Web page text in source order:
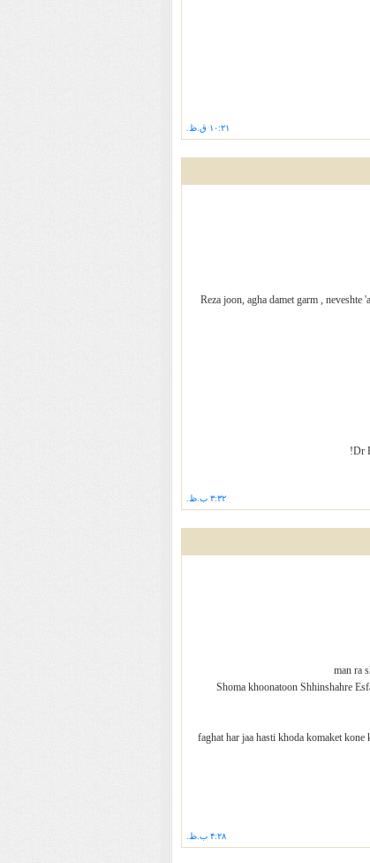
۱۰:۲۱ ق.ظ.
Reza joon, agha damet garm ,
Dr
۳:۳۲ ب.ظ.
man ra
Shoma khoonatoon Shhinshahre
faghat har jaa hasti khoda komaket
۴:۲۸ ب.ظ.